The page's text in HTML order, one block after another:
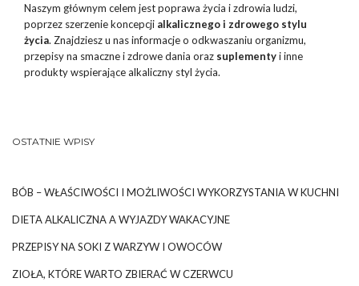
Naszym głównym celem jest poprawa życia i zdrowia ludzi,
poprzez szerzenie koncepcji alkalicznego i zdrowego stylu
życia. Znajdziesz u nas informacje o odkwaszaniu organizmu,
przepisy na smaczne i zdrowe dania oraz suplementyi inne
produkty wspierające alkaliczny styl życia.
OSTATNIE WPISY
BÓB – WŁAŚCIWOŚCI I MOŻLIWOŚCI WYKORZYSTANIA W KUCHNI
DIETA ALKALICZNA A WYJAZDY WAKACYJNE
PRZEPISY NA SOKI Z WARZYW I OWOCÓW
ZIOŁA, KTÓRE WARTO ZBIERAĆ W CZERWCU